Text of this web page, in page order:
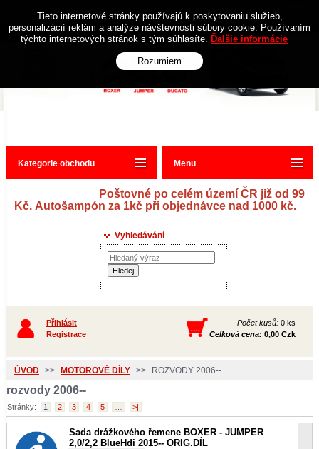
Poštovné po celém území ČR již od 99
Kč. Autošampón za 1kč při objednávce nad 1000 kč.
Kategorie obchodu
Vyhledávání
Přihlásit
Registrace
Počet kusů: 0 ks
Celková cena: 0,00 Czk
ÚVOD >> MOTOROVÉ DÍLY >> ROZVODY 2006--
rozvody 2006--
Stránky: 1 2 3 4 5 >|
Sada drážkového řemene BOXER - JUMPER
2,0/2,2 BlueHdi 2015-- ORIG.DÍL
Menu
Tieto internetové stránky používajú k poskytovaniu služieb,
personalizácií reklám a analýze návštevnosti súbory cookie. Používaním
týchto internetových stránok s tým súhlasíte. Ďalšie informácie
Rozumiem